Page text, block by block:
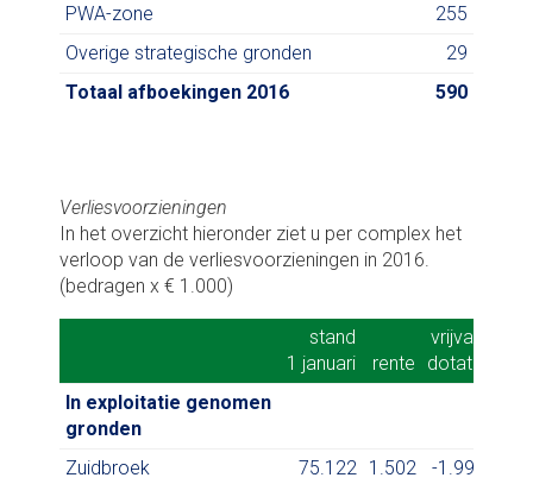
PWA-zone
255
Overige strategische gronden
29
Totaal afboekingen 2016
590
Verliesvoorzieningen
In het overzicht hieronder ziet u per complex het
verloop van de verliesvoorzieningen in 2016.
(bedragen x € 1.000)
stand
1 januari
rente
vrijval/
dotatie
stand
1 januari
rente
vrijval/
dotatie
In exploitatie genomen
gronden
Zuidbroek
75.122 1.502 -1.995